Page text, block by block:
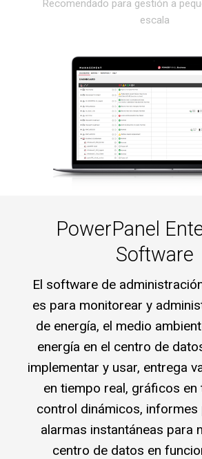
Recomendado para gestión a
escala
PowerPanel
Software
El software de
es para monitorear y
de energía, el medio
energía en el centro de
implementar y usar, entrega
en tiempo real, gráficos en
control dinámicos,
alarmas instantáneas para
centro de datos en